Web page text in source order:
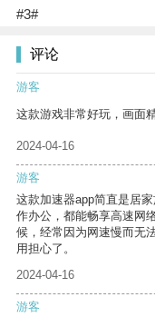
#3#
评论
游客
这款游戏非常好玩，画面
2024-04-16
游客
这款加速器app简直是居
作办公，都能畅享高速网
候，经常因为网速慢而无
用担心了。
2024-04-16
游客